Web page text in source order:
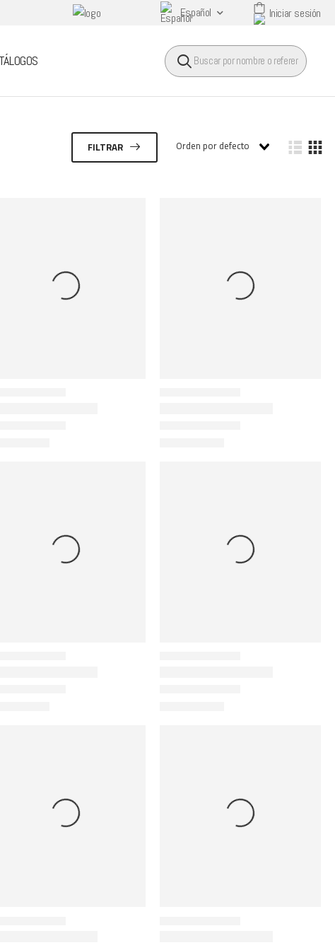
Español Iniciar sesión
HEADER SEARCH
FILTRAR Orden por defecto